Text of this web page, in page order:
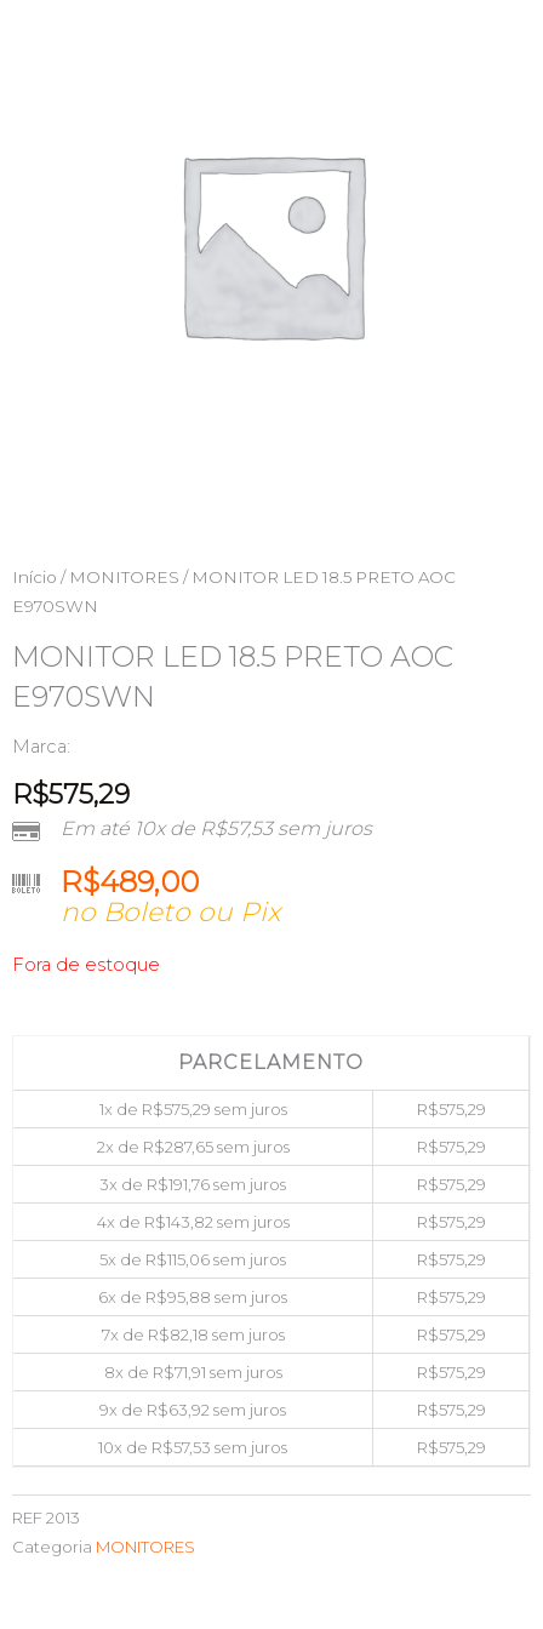
Início / MONITORES / MONITOR LED 18.5 PRETO AOC
E970SWN
MONITOR LED 18.5 PRETO AOC
E970SWN
Marca:
R$575,29
Em até 10x de R$57,53sem juros
R$489,00
no Boleto ou Pix
Fora de estoque
PARCELAMENTO
1x de R$575,29 sem juros R$575,29
2x de R$287,65sem juros R$575,29
3x de R$191,76sem juros R$575,29
4x de R$143,82 sem juros R$575,29
5x de R$115,06sem juros R$575,29
6x de R$95,88 sem juros R$575,29
7x de R$82,18 sem juros R$575,29
8x de R$71,91 sem juros R$575,29
9x de R$63,92 sem juros R$575,29
10x de R$57,53 sem juros R$575,29
REF2013
Categoria MONITORES